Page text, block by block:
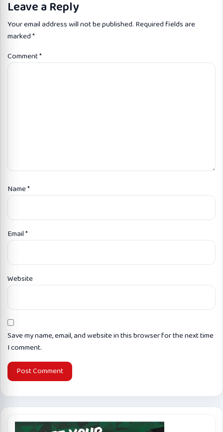
Leave a Reply
Your email address will not be published. Required fields are
marked*
Comment*
Name*
Email*
Website
Save my name, email, and website in this browser for the next time
I comment.